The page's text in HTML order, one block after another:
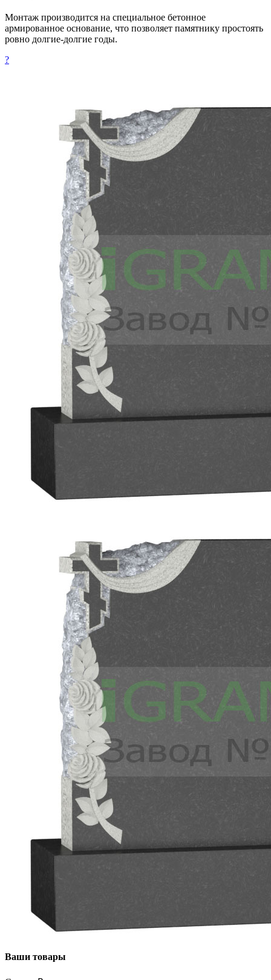
Монтаж производится на специальное бетонное
армированное основание, что позволяет памятнику простоять
ровно долгие-долгие годы.
?
Ваши товары